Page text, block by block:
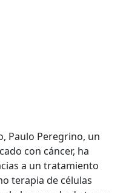
Paulo Peregrino, un
con cáncer, ha
a un tratamiento
terapia de células